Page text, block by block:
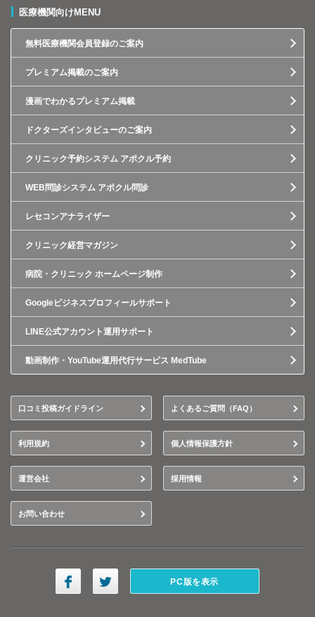
医療機関向けMENU
無料医療機関会員登録のご案内
プレミアム掲載のご案内
漫画でわかるプレミアム掲載
ドクターズインタビューのご案内
クリニック予約システム アポクル予約
WEB問診システム アポクル問診
レセコンアナライザー
クリニック経営マガジン
病院・クリニック ホームページ制作
Googleビジネスプロフィールサポート
LINE公式アカウント運用サポート
動画制作・YouTube運用代行サービス MedTube
口コミ投稿ガイドライン よくあるご質問（FAQ）
利用規約 個人情報保護方針
運営会社 採用情報
お問い合わせ
PC版を表示